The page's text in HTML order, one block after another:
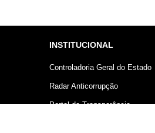
INSTITUCIONAL
Controladoria Geral do Estado
Radar Anticorrupção
Portal da Transparência